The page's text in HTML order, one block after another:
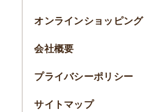
オンラインショッピング
会社概要
プライバシーポリシー
サイトマップ